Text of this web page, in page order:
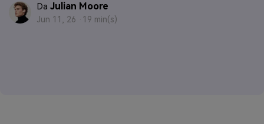
Da Julian Moore
Jun 11, 26 · 19 min(s)